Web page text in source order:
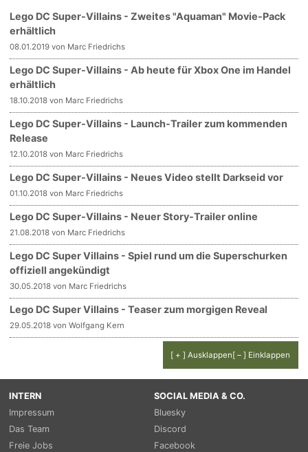
Lego DC Super-Villains - Zweites "Aquaman" Movie-Pack
erhältlich
08.01.2019 von Marc Friedrichs
Lego DC Super-Villains - Ab heute für Xbox One im Handel
erhältlich
18.10.2018 von Marc Friedrichs
Lego DC Super-Villains - Launch-Trailer zum kommenden
Release
12.10.2018 von Marc Friedrichs
Lego DC Super-Villains - Neues Video stellt Darkseid vor
01.10.2018 von Marc Friedrichs
Lego DC Super-Villains - Neuer Story-Trailer online
21.08.2018 von Marc Friedrichs
Lego DC Super Villains - Spiel rund um die Superschurken
offiziell angekündigt
30.05.2018 von Marc Friedrichs
Lego DC Super Villains - Teaser zum morgigen Reveal
29.05.2018 von Wolfgang Kern
[ + ] Ausklappen[ – ] Einklappen
INTERN
Impressum
Das Team
Freie Jobs
SOCIAL MEDIA & CO.
Bluesky
Discord
Facebook